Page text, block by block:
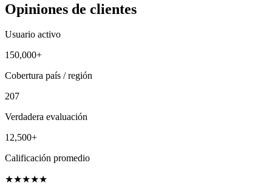
Opiniones de clientes
Usuario activo
150,000+
Cobertura país / región
207
Verdadera evaluación
12,500+
Calificación promedio
★★★★★